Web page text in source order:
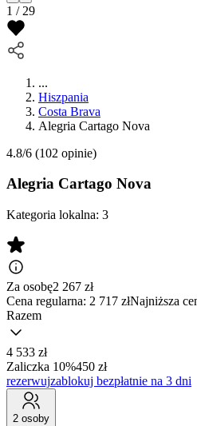
1 / 29
...
Hiszpania
Costa Brava
Alegria Cartago Nova
4.8/6 (102 opinie)
Alegria Cartago Nova
Kategoria lokalna: 3
Za osobę2 267 zł
Cena regularna: 2 717 złNajniższa
Razem
4 533 zł
Zaliczka 10%450 zł
rezerwujzablokuj bezpłatnie na 3 dni
2 osoby